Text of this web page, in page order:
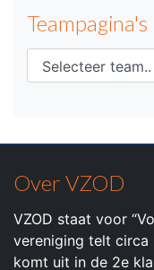
Teampagina's
Over VZOD
VZOD staat voor
vereniging telt circa
komt uit in de 2e